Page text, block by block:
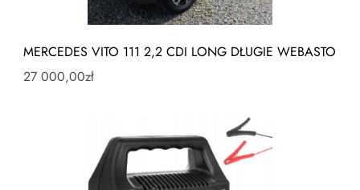
MERCEDES VITO 111 2,2 CDI LONG DŁUGIE WEBASTO
27 000,00zł